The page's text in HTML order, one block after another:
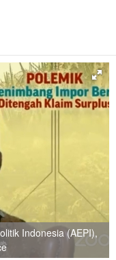
Indonesia (AEPI),